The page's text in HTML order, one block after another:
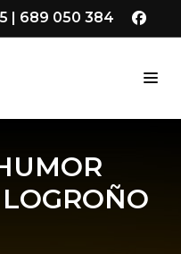
| 689 050 384